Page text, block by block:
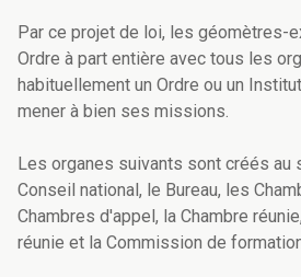
Par ce projet de loi, les géomètres-
Ordre à part entière avec tous les
habituellement un Ordre ou un
mener à bien ses missions.
Les organes suivants sont créés au
Conseil national, le Bureau, les
Chambres d'appel, la Chambre
réunie et la Commission de